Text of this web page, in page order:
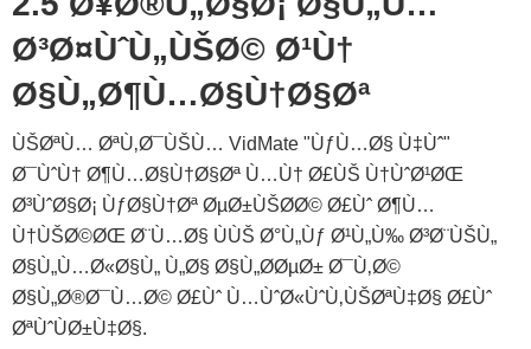
Ø³Ø¤ÙˆÙ„ÙŠØ© Ø¹Ù†
Ø§Ù„Ø¶Ù…Ø§Ù†Ø§Øª
ÙŠØªÙ… ØªÙ‚Ø¯ÙŠÙ… VidMate "ÙƒÙ…Ø§ Ù‡Ùˆ"
Ø¯ÙˆÙ† Ø¶Ù…Ø§Ù†Ø§Øª Ù…Ù† Ø£ÙŠ Ù†ÙˆØ¹ØŒ
Ø³ÙˆØ§Ø¡ ÙƒØ§Ù†Øª ØµØ±ÙŠØ­Ø© Ø£Ùˆ Ø¶Ù…
Ù†ÙŠØ©ØŒ Ø¨Ù…Ø§ ÙÙŠ Ø°Ù„Ùƒ Ø¹Ù„Ù‰ Ø³Ø¨ÙŠÙ„
Ø§Ù„Ù…Ø«Ø§Ù„ Ù„Ø§ Ø§Ù„Ø­ØµØ± Ø¯Ù‚Ø©
Ø§Ù„Ø®Ø¯Ù…Ø© Ø£Ùˆ Ù…ÙˆØ«ÙˆÙ‚ÙŠØªÙ‡Ø§ Ø£Ùˆ
ØªÙˆÙØ±Ù‡Ø§.